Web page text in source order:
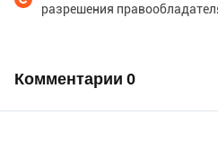
разрешения
Комментарии 0